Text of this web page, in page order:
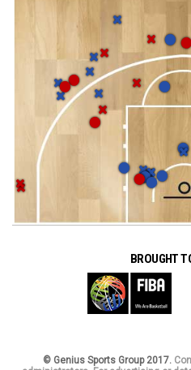
BROUGHT
© Genius Sports Group 2017.